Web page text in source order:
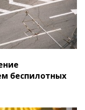
беспилотных